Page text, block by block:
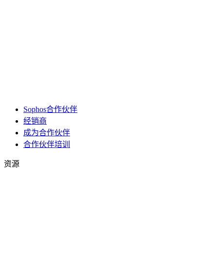
Sophos合作伙伴
经销商
成为合作伙伴
合作伙伴培训
资源